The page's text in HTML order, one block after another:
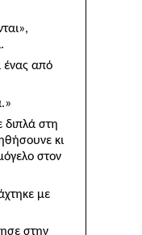
ένας από
διπλά στη
κι
στον
με
στην